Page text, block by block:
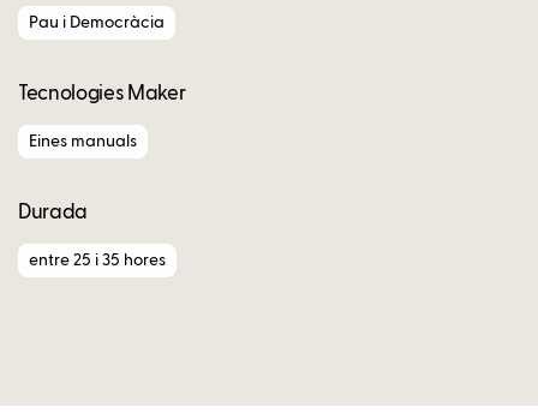
Pau i Democràcia
Tecnologies Maker
Eines manuals
Durada
entre 25 i 35 hores